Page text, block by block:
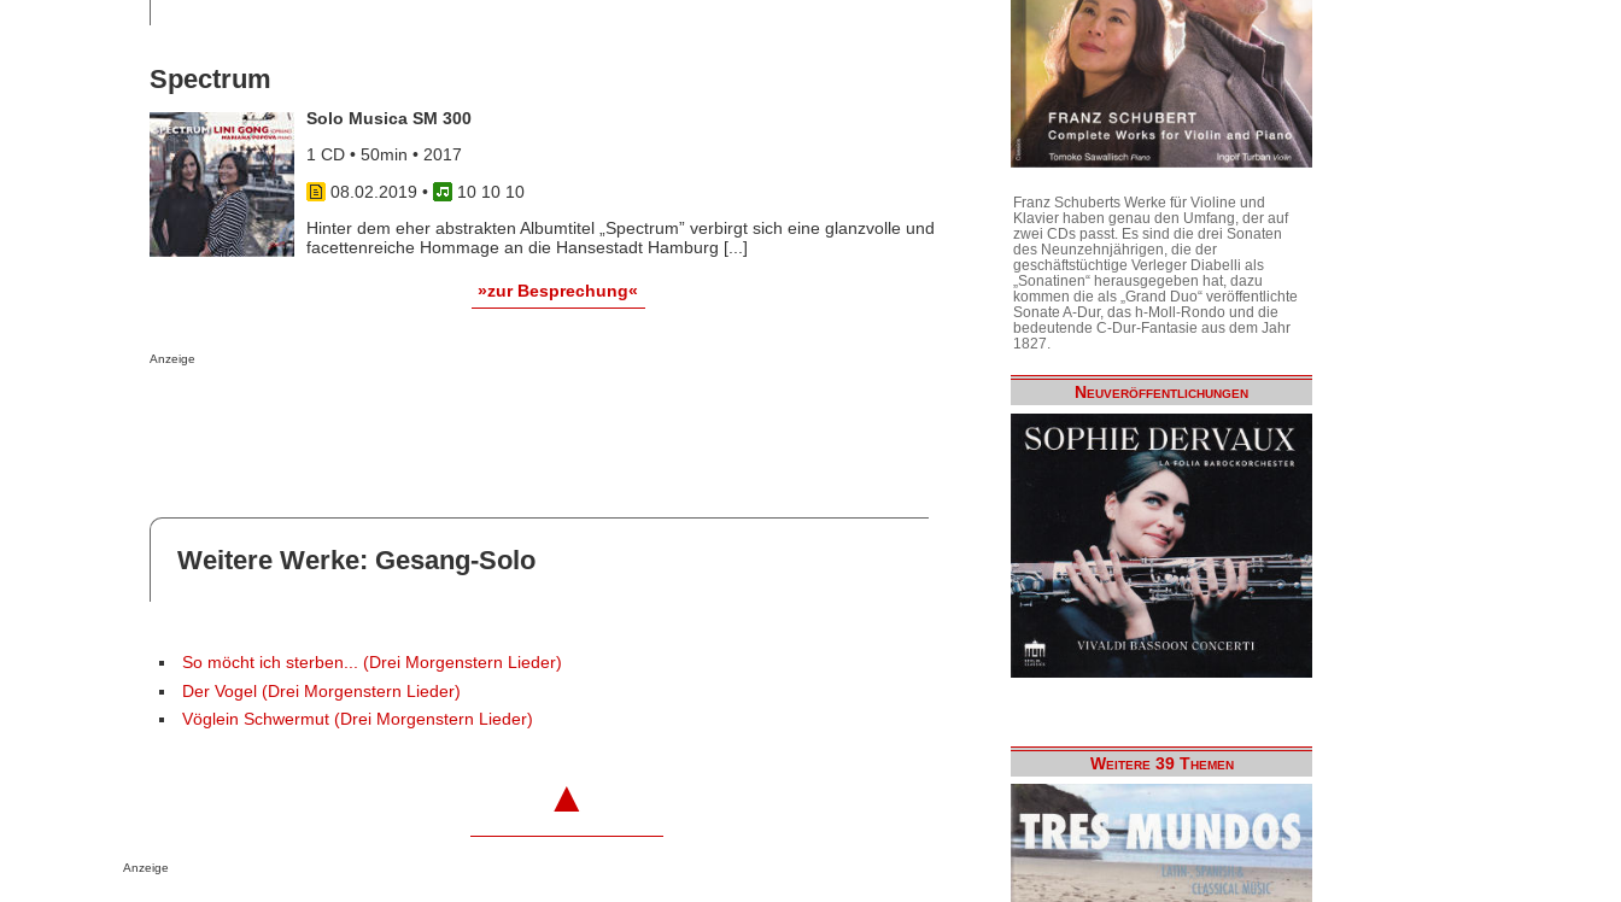
Spectrum
Solo Musica SM 300
1 CD • 50min • 2017
08.02.2019 •
10 10 10
Hinter dem eher abstrakten Albumtitel „Spectrum” verbirgt sich eine glanzvolle und
facettenreiche Hommage an die Hansestadt Hamburg [...]
»zur Besprechung«
Anzeige
Weitere Werke: Gesang-Solo
So möcht ich sterben... (Drei Morgenstern Lieder)
Der Vogel (Drei Morgenstern Lieder)
Vöglein Schwermut (Drei Morgenstern Lieder)
▲
Anzeige
Franz Schuberts Werke für Violine und
Klavier haben genau den Umfang, der auf
zwei CDs passt. Es sind die drei Sonaten
des Neunzehnjährigen, die der
geschäftstüchtige Verleger Diabelli als
„Sonatinen“ herausgegeben hat, dazu
kommen die als „Grand Duo“ veröffentlichte
Sonate A-Dur, das h-Moll-Rondo und die
bedeutende C-Dur-Fantasie aus dem Jahr
1827.
Neuveröffentlichungen
Weitere 39 Themen